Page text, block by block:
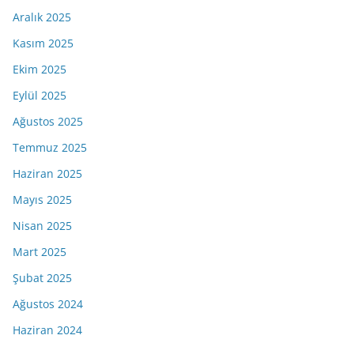
Aralık 2025
Kasım 2025
Ekim 2025
Eylül 2025
Ağustos 2025
Temmuz 2025
Haziran 2025
Mayıs 2025
Nisan 2025
Mart 2025
Şubat 2025
Ağustos 2024
Haziran 2024